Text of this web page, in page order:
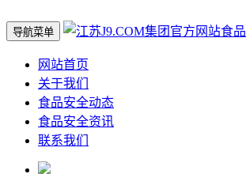
导航菜单
网站首页
关于我们
食品安全动态
食品安全资讯
联系我们